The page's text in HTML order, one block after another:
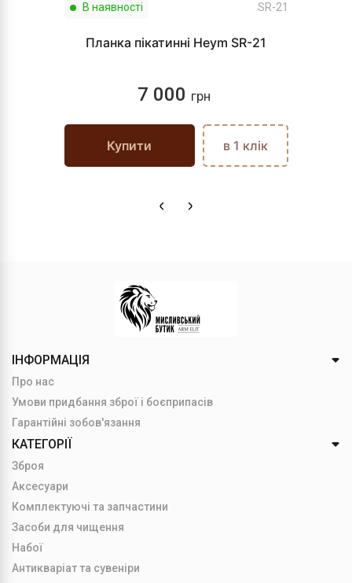
В наявності SR-21
Планка пікатинні Heym SR-21
7 000 грн
Купити в 1 клік
ІНФОРМАЦІЯ
Про нас
Умови придбання зброї і боєприпасів
Гарантійні зобов'язання
КАТЕГОРІЇ
Зброя
Аксесуари
Комплектуючі та запчастини
Засоби для чищення
Набої
Антикваріат та сувеніри